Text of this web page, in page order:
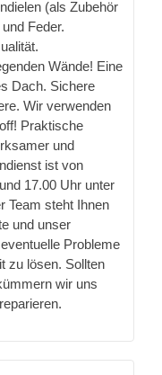
(als Zubehör
Feder.
Wände! Eine
Dach. Sichere
Wir verwenden
Praktische
und
ist von
17.00 Uhr unter
Team steht Ihnen
und unser
Probleme
zu lösen. Sollten
wir uns